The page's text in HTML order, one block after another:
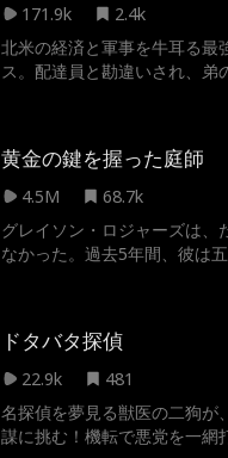
171.9k
2.4k
北米の経済と軍事を牛耳る最
ス。配達員と勘違いされ、弟
絶対的な権力を振りかざした
今始まる！
黄金の鍵を握った庭師
4.5M
68.7k
グレイソン・ロジャーズは、
なかった。過去5年間、彼は
唯一の手段でもある。今、グ
てを終わらせ、愛する妻に贅
けようとしたその矢先、彼は
イワンと密会している現場を
ドタバタ探偵
22.9k
481
名探偵を夢見る獣医の二狗が
謀に挑む！機転で悪党を一網